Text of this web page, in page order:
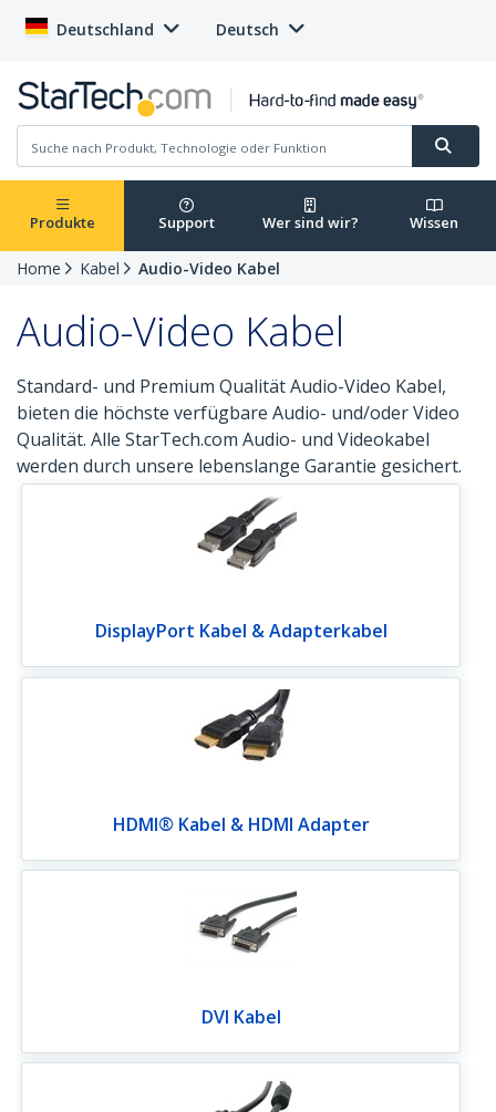
Deutschland Deutsch
Produkte Support Wer sind wir? Wissen
Home Kabel Audio-Video Kabel
Audio-Video Kabel
Standard- und Premium Qualität Audio-Video Kabel,
bieten die höchste verfügbare Audio- und/oder Video
Qualität. Alle StarTech.com Audio- und Videokabel
werden durch unsere lebenslange Garantie gesichert.
DisplayPort Kabel & Adapterkabel
HDMI® Kabel & HDMI Adapter
DVI Kabel